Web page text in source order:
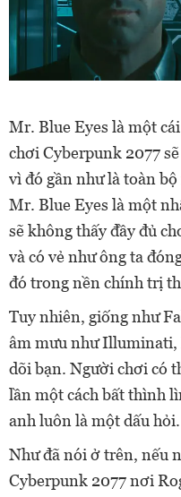
Mr. Blue Eyes là một
chơi Cyberpunk 2077
vì đó gần như là toàn
Mr. Blue Eyes là một
sẽ không thấy đầy đủ
và có vẻ như ông ta
đó trong nền chính trị
Tuy nhiên, giống như
âm mưu như Illuminati,
dõi bạn. Người chơi có
lần một cách bất thình
anh luôn là một dấu hỏi.
Như đã nói ở trên, nếu
Cyberpunk 2077 nơi